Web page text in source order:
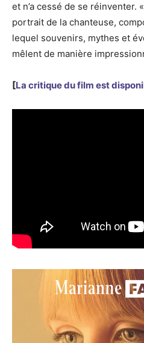
et n’a cessé de se réinventer.
portrait de la chanteuse,
lequel souvenirs, mythes et
mêlent de manière
[La critique du film est